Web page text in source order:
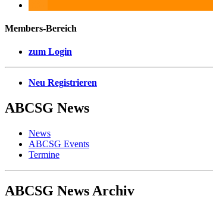
Members-Bereich
zum Login
Neu Registrieren
ABCSG News
News
ABCSG Events
Termine
ABCSG News Archiv